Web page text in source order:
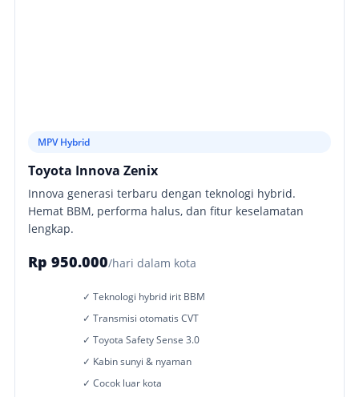
MPV Hybrid
Toyota Innova Zenix
Innova generasi terbaru dengan teknologi hybrid.
Hemat BBM, performa halus, dan fitur keselamatan
lengkap.
Rp 950.000/hari dalam kota
✓ Teknologi hybrid irit BBM
✓ Transmisi otomatis CVT
✓ Toyota Safety Sense 3.0
✓ Kabin sunyi & nyaman
✓ Cocok luar kota